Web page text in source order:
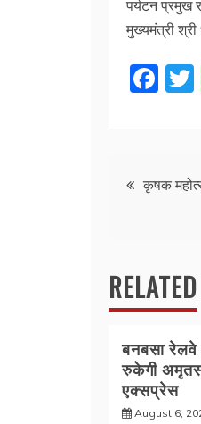
पर्यटन प्रमुख
मुख्यमंत्री
F
b
k
Postकृषक
बनबसा
रुकेगी
एक्सप्रेस
August 6,